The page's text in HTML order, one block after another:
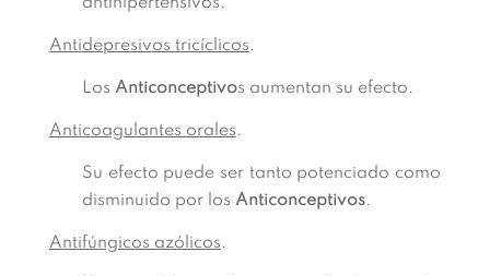
Antidepresivos tricíclicos.
Los Anticonceptivos aumentan su efecto.
Anticoagulantes orales.
Su efecto puede ser tanto potenciado como
disminuido por los Anticonceptivos.
Antifúngicos azólicos.